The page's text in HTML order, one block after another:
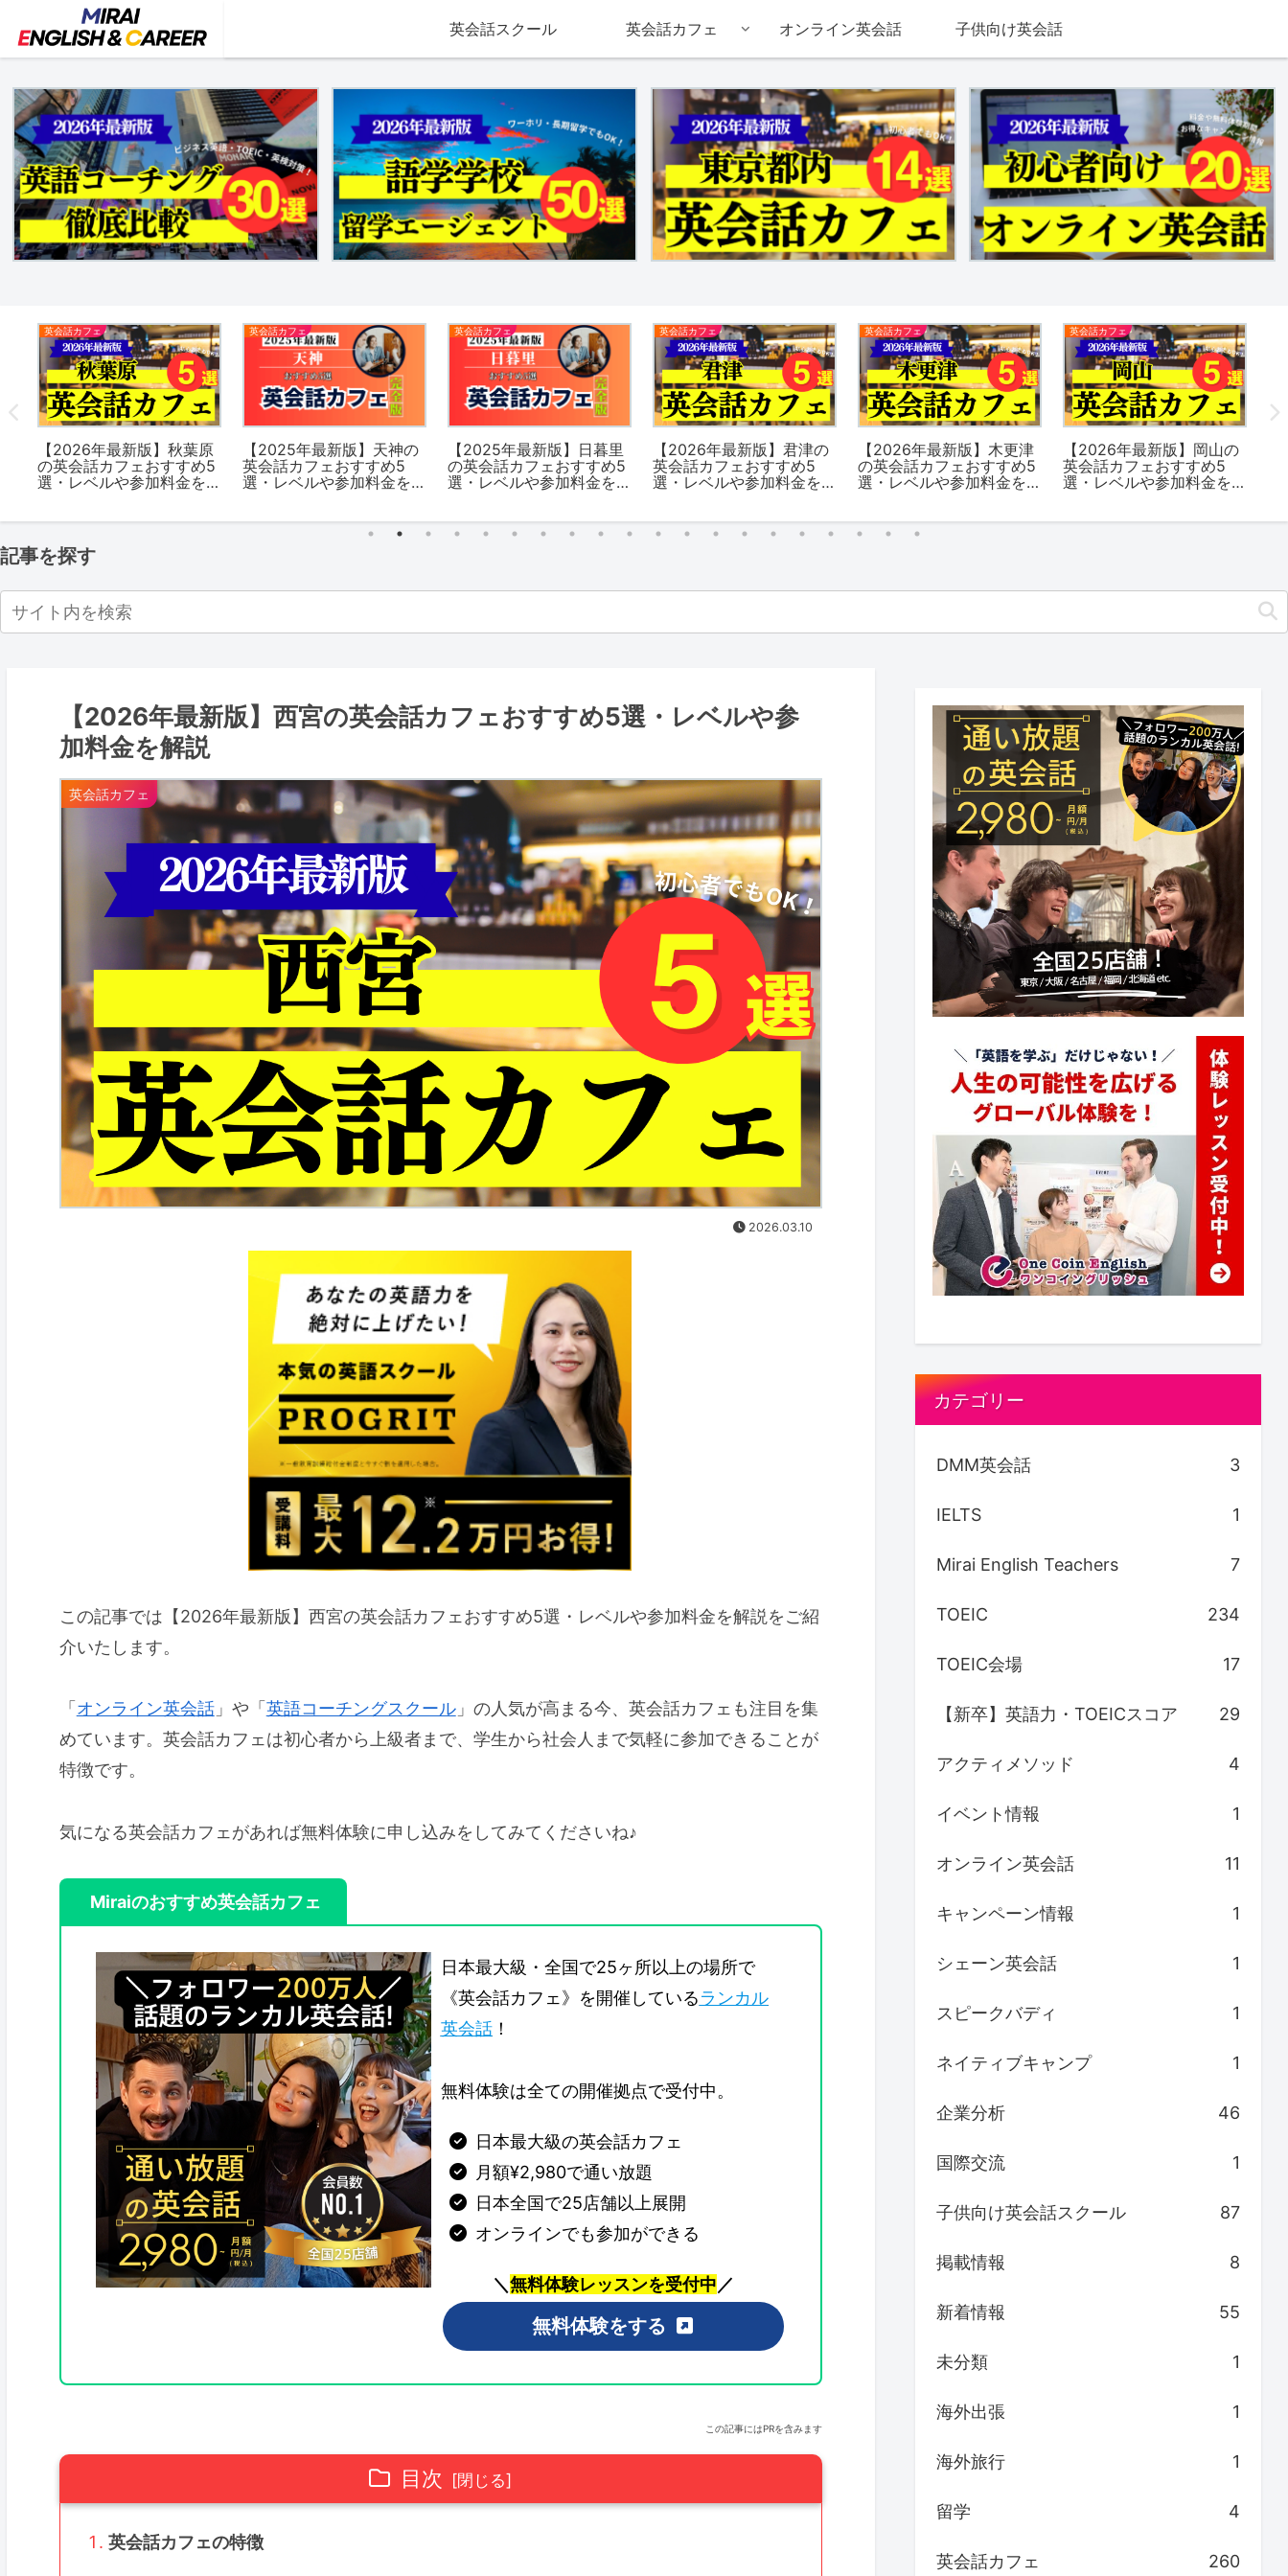
英会話スクール 英会話カフェ オンライン英会話 子供向け英会話
英会話カフェ
【2026年最新版】秋葉原
の英会話カフェおすすめ5
選・レベルや参加料金を
英会話カフェ
【2025年最新版】天神の
英会話カフェおすすめ5
選・レベルや参加料金を
英会話カフェ
【2025年最新版】日暮里
の英会話カフェおすすめ5
選・レベルや参加料金を
英会話カフェ
【2026年最新版】君津の
英会話カフェおすすめ5
選・レベルや参加料金を
英会話カフェ
【2026年最新版】木更津
の英会話カフェおすすめ5
選・レベルや参加料金を
英会話カフェ
【2026年最新版】岡山の
英会話カフェおすすめ5
選・レベルや参加料金を
記事を探す
【2026年最新版】西宮の英会話カフェおすすめ5選・レベルや参
加料金を解説
英会話カフェ
2026.03.10
この記事では【2026年最新版】西宮の英会話カフェおすすめ5選・レベルや参加料金を解説をご紹
介いたします。
「 オンライン英会話」や「 英語コーチングスクール」の人気が高まる今、英会話カフェも注目を集
めています。英会話カフェは初心者から上級者まで、学生から社会人まで気軽に参加できることが
特徴です。
気になる英会話カフェがあれば無料体験に申し込みをしてみてくださいね♪
Miraiのおすすめ英会話カフェ
日本最大級・全国で25ヶ所以上の場所で
《英会話カフェ》を開催しているランカル
英会話！
無料体験は全ての開催拠点で受付中。
日本最大級の英会話カフェ
月額¥2,980で通い放題
日本全国で25店舗以上展開
オンラインでも参加ができる
＼無料体験レッスンを受付中／
無料体験をする
この記事にはPRを含みます
目次
英会話カフェの特徴
カテゴリー
DMM英会話 3
IELTS 1
Mirai English Teachers 7
TOEIC 234
TOEIC会場 17
【新卒】英語力・TOEICスコア 29
アクティメソッド 4
イベント情報 1
オンライン英会話 11
キャンペーン情報 1
シェーン英会話 1
スピークバディ 1
ネイティブキャンプ 1
企業分析 46
国際交流 1
子供向け英会話スクール 87
掲載情報 8
新着情報 55
未分類 1
海外出張 1
海外旅行 1
留学 4
英会話カフェ 260